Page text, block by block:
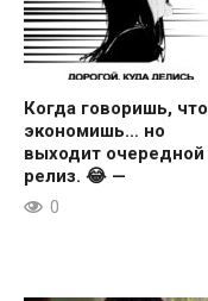
Когда говоришь, что
экономишь… но
выходит очередной
релиз. 😂 —
0